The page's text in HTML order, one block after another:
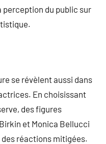
du public sur
se révèlent aussi dans
En choisissant
des figures
et Monica Bellucci
réactions mitigées.